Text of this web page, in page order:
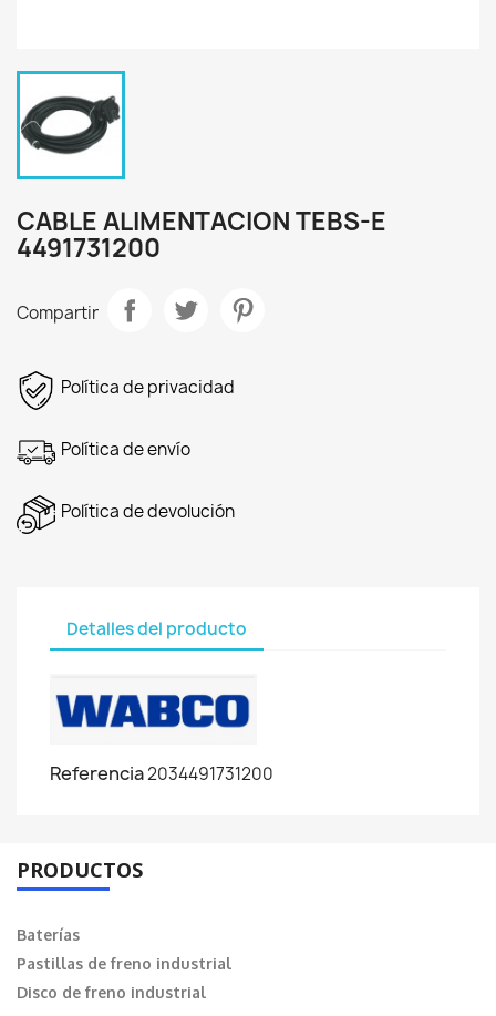
CABLE ALIMENTACION TEBS-E
4491731200
Compartir
Política de privacidad
Política de envío
Política de devolución
Detalles del producto
Referencia2034491731200
PRODUCTOS
Baterías
Pastillas de freno industrial
Disco de freno industrial